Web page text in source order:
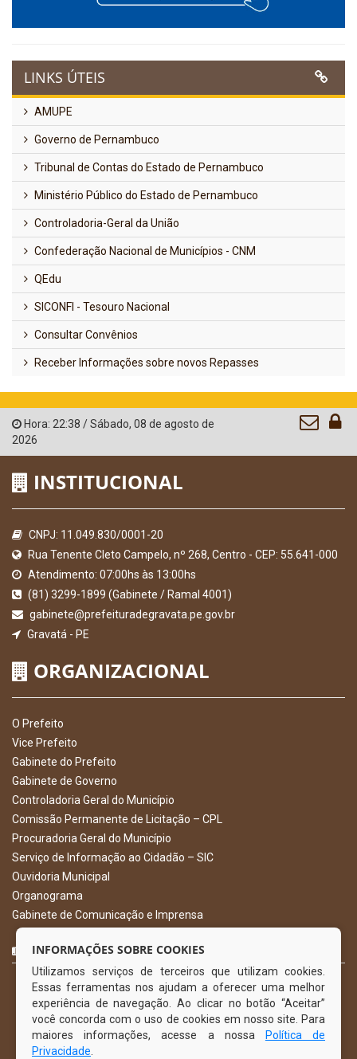
LINKS ÚTEIS
AMUPE
Governo de Pernambuco
Tribunal de Contas do Estado de Pernambuco
Ministério Público do Estado de Pernambuco
Controladoria-Geral da União
Confederação Nacional de Municípios - CNM
QEdu
SICONFI - Tesouro Nacional
Consultar Convênios
Receber Informações sobre novos Repasses
Hora: 22:38 /Sábado, 08 de agosto de
2026
INSTITUCIONAL
CNPJ: 11.049.830/0001-20
Rua Tenente Cleto Campelo, nº 268, Centro - CEP: 55.641-000
Atendimento: 07:00hs às 13:00hs
(81) 3299-1899 (Gabinete / Ramal 4001)
gabinete@prefeituradegravata.pe.gov.br
Gravatá - PE
ORGANIZACIONAL
O Prefeito
Vice Prefeito
Gabinete do Prefeito
Gabinete de Governo
Controladoria Geral do Município
Comissão Permanente de Licitação – CPL
Procuradoria Geral do Município
Serviço de Informação ao Cidadão – SIC
Ouvidoria Municipal
Organograma
Gabinete de Comunicação e Imprensa
CURTA NOSSA FAN PAGE
INFORMAÇÕES SOBRE COOKIES
Utilizamos serviços de terceiros que utilizam cookies.
Essas ferramentas nos ajudam a oferecer uma melhor
experiência de navegação. Ao clicar no botão “Aceitar”
você concorda com o uso de cookies em nosso site. Para
maiores informações, acesse a nossa
Política de
Privacidade